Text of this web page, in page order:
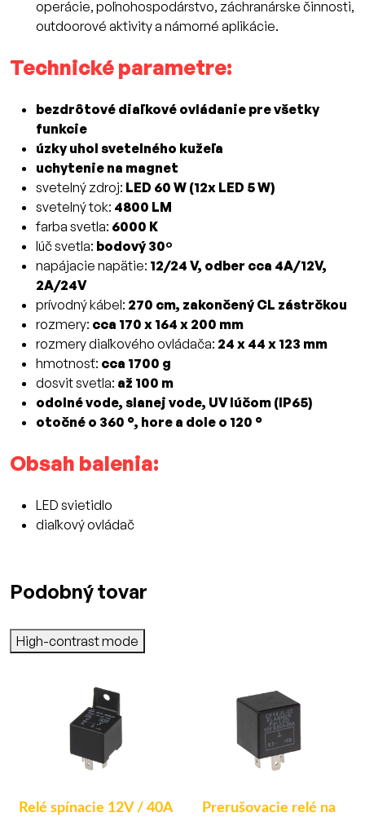
operácie, poľnohospodárstvo, záchranárske činnosti,
outdoorové aktivity a námorné aplikácie.
Technické parametre:
bezdrôtové diaľkové ovládanie pre všetky
funkcie
úzky uhol svetelného kužeľa
uchytenie na magnet
svetelný zdroj: LED 60 W (12x LED 5 W)
svetelný tok: 4800 LM
farba svetla: 6000 K
lúč svetla: bodový 30º
napájacie napätie: 12/24 V, odber cca 4A/12V,
2A/24V
prívodný kábel: 270 cm, zakončený CL zástrčkou
rozmery: cca 170 x 164 x 200 mm
rozmery diaľkového ovládača: 24 x 44 x 123 mm
hmotnosť: cca 1700 g
dosvit svetla: až 100 m
odolné vode, slanej vode, UV lúčom (IP65)
otočné o 360 °, hore a dole o 120 °
Obsah balenia:
LED svietidlo
diaľkový ovládač
Podobný tovar
High-contrast mode
Relé spínacie 12V / 40A
Prerušovacie relé na